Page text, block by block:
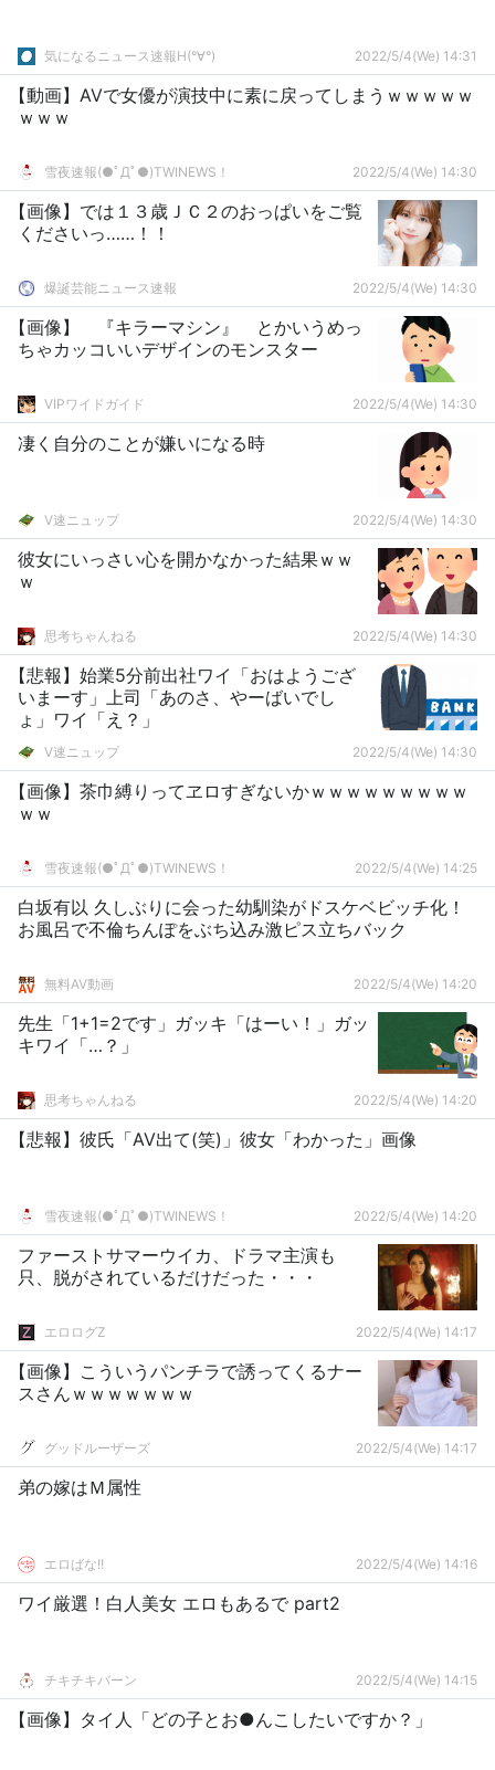
気になるニュース速報H(°∀°) 2022/5/4(We) 14:31
【動画】AVで女優が演技中に素に戻ってしまうｗｗｗｗｗ
ｗｗｗ
雪夜速報(●ﾟДﾟ●)TWINEWS！ 2022/5/4(We) 14:30
【画像】では１３歳ＪＣ２のおっぱいをご覧
くださいっ……！！
爆誕芸能ニュース速報 2022/5/4(We) 14:30
【画像】 『キラーマシン』 とかいうめっ
ちゃカッコいいデザインのモンスター
VIPワイドガイド 2022/5/4(We) 14:30
凄く自分のことが嫌いになる時
V速ニュップ 2022/5/4(We) 14:30
彼女にいっさい心を開かなかった結果ｗｗ
ｗ
思考ちゃんねる 2022/5/4(We) 14:30
【悲報】始業5分前出社ワイ「おはようござ
いまーす」上司「あのさ、やーばいでし
ょ」ワイ「え？」
V速ニュップ 2022/5/4(We) 14:30
【画像】茶巾縛りってヱロすぎないかｗｗｗｗｗｗｗｗｗ
ｗｗ
雪夜速報(●ﾟДﾟ●)TWINEWS！ 2022/5/4(We) 14:25
白坂有以 久しぶりに会った幼馴染がドスケベビッチ化！
お風呂で不倫ちんぽをぶち込み激ピス立ちバック
無料AV動画 2022/5/4(We) 14:20
先生「1+1=2です」ガッキ「はーい！」ガッ
キワイ「…？」
思考ちゃんねる 2022/5/4(We) 14:20
【悲報】彼氏「AV出て(笑)」彼女「わかった」画像
雪夜速報(●ﾟДﾟ●)TWINEWS！ 2022/5/4(We) 14:20
ファーストサマーウイカ、ドラマ主演も
只、脱がされているだけだった・・・
エロログZ 2022/5/4(We) 14:17
【画像】こういうパンチラで誘ってくるナー
スさんｗｗｗｗｗｗｗ
グッドルーザーズ 2022/5/4(We) 14:17
弟の嫁はＭ属性
エロばな!! 2022/5/4(We) 14:16
ワイ厳選！白人美女 エロもあるで part2
チキチキバーン 2022/5/4(We) 14:15
【画像】タイ人「どの子とお●んこしたいですか？」